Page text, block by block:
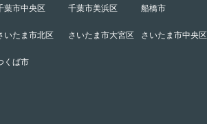
葉市中央区 千葉市美浜区 船橋市
いたま市北区 さいたま市大宮区 さいたま市中央区
くば市